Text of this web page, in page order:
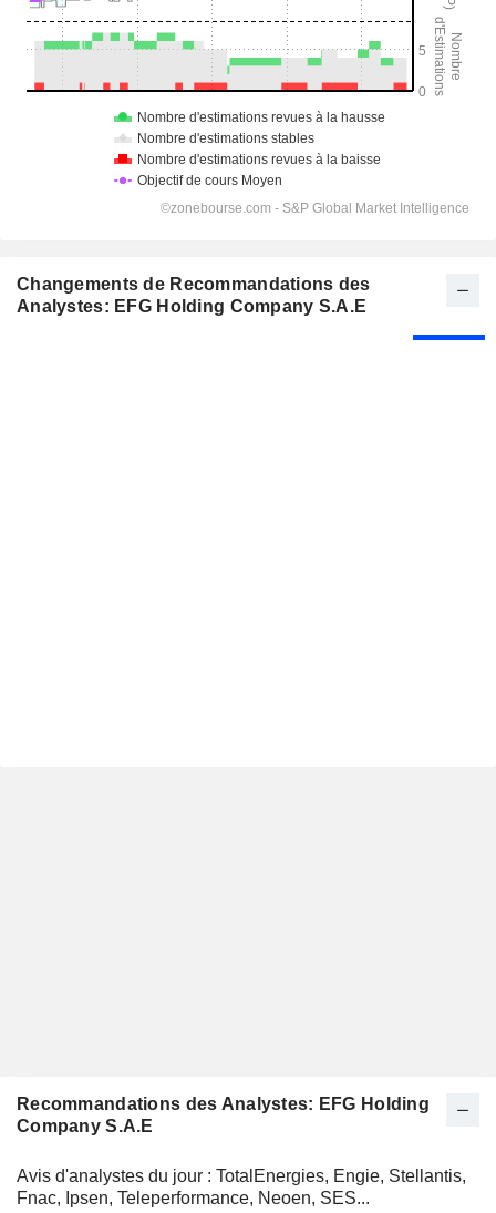
Changements de Recommandations des
Analystes: EFG Holding Company S.A.E
Recommandations des Analystes: EFG Holding
Company S.A.E
Avis d'analystes du jour : TotalEnergies, Engie, Stellantis,
Fnac, Ipsen, Teleperformance, Neoen, SES...